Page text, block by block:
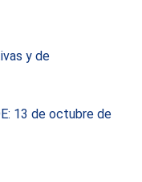
y de
13 de octubre de